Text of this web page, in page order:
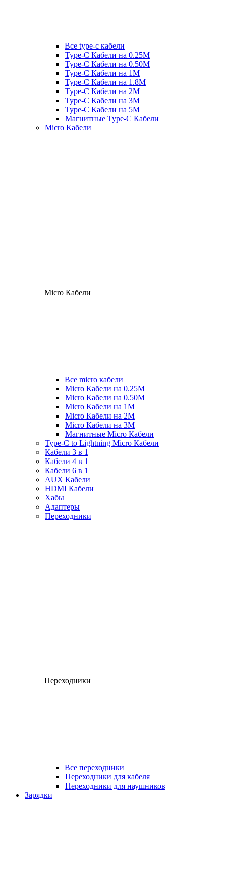
Все type-c кабели
Type-C Кабели на 0.25М
Type-C Кабели на 0.50М
Type-C Кабели на 1М
Type-C Кабели на 1.8М
Type-C Кабели на 2М
Type-C Кабели на 3М
Type-C Кабели на 5М
Магнитные Type-C Кабели
Micro Кабели
Micro Кабели
Все micro кабели
Micro Кабели на 0.25М
Micro Кабели на 0.50М
Micro Кабели на 1М
Micro Кабели на 2М
Micro Кабели на 3М
Магнитные Micro Кабели
Type-C to Lightning Micro Кабели
Кабели 3 в 1
Кабели 4 в 1
Кабели 6 в 1
AUX Кабели
HDMI Кабели
Хабы
Адаптеры
Переходники
Переходники
Все переходники
Переходники для кабеля
Переходники для наушников
Зарядки